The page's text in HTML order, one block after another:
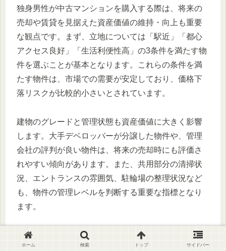
独身男性が中古マンションを購入する際は、将来の
売却や賃貸を見据えた資産価値の維持・向上も重要
な観点です。まず、立地については「駅近」「都心
アクセス良好」「生活利便性高」の3条件を満たす物
件を選ぶことが基本となります。これらの条件を満
たす物件は、市場での需要が安定しており、価格下
落リスクが比較的小さいとされています。
建物のグレードと管理状態も資産価値に大きく影響
します。大手デベロッパーが分譲した物件や、管理
会社の評判が良い物件は、将来の売却時にも評価さ
れやすい傾向があります。また、共用部分の清掃状
況、エントランスの雰囲気、駐輪場の整理状況など
も、物件の管理レベルを判断する重要な指標となり
ます。
間取りについては、1LDKが最も汎用性が高く、独身
者からカップル、新婚夫婦まで幅広い層にアピール
ホーム 検索 トップ サイドバー